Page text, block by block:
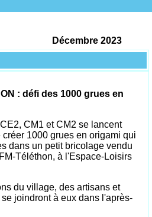
Décembre 2023
: défi des 1000 grues en
CM1 et CM2 se lancent
1000 grues en origami qui
dans un petit bricolage vendu
Téléthon, à l'Espace-Loisirs
du village, des artisans et
joindront à eux dans l'après-